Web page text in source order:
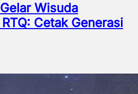
Wisuda
Cetak Generasi